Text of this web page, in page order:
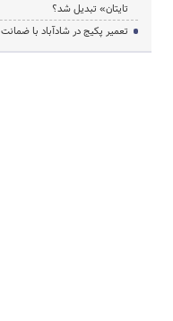
تایتان» تبدیل شد؟
تعمیر پکیج در شادآباد با ضمانت